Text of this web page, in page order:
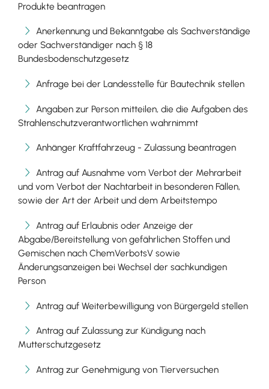
Produkte beantragen
Anerkennung und Bekanntgabe als Sachverständige
oder Sachverständiger nach § 18
Bundesbodenschutzgesetz
Anfrage bei der Landesstelle für Bautechnik stellen
Angaben zur Person mitteilen, die die Aufgaben des
Strahlenschutzverantwortlichen wahrnimmt
Anhänger Kraftfahrzeug - Zulassung beantragen
Antrag auf Ausnahme vom Verbot der Mehrarbeit
und vom Verbot der Nachtarbeit in besonderen Fällen,
sowie der Art der Arbeit und dem Arbeitstempo
Antrag auf Erlaubnis oder Anzeige der
Abgabe/Bereitstellung von gefährlichen Stoffen und
Gemischen nach ChemVerbotsV sowie
Änderungsanzeigen bei Wechsel der sachkundigen
Person
Antrag auf Weiterbewilligung von Bürgergeld stellen
Antrag auf Zulassung zur Kündigung nach
Mutterschutzgesetz
Antrag zur Genehmigung von Tierversuchen